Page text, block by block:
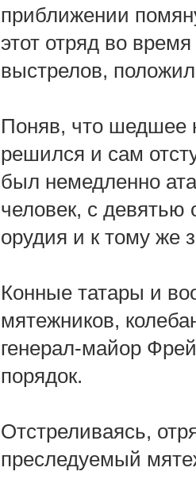
приближении
этот отряд во
выстрелов,
Поняв, что шедшее
решился и сам
был немедленно
человек, с девятью
орудия и к тому же
Конные татары и
мятежников,
генерал-майор
порядок.
Отстреливаясь,
преследуемый